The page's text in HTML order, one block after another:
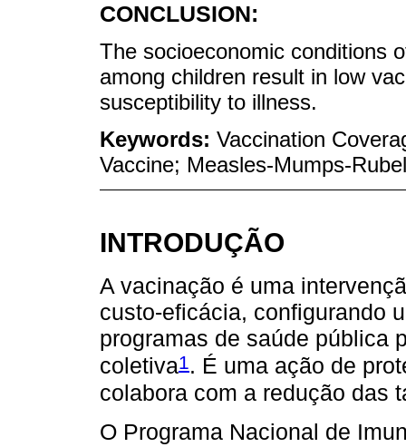
CONCLUSION:
The socioeconomic conditions
among children result in low
susceptibility to illness.
Keywords: Vaccination
Vaccine; Measles-Mumps-
INTRODUÇÃO
A vacinação é uma
custo-eficácia, configurando
programas de saúde pública
coletiva1. É uma ação de
colabora com a redução das
O Programa Nacional de